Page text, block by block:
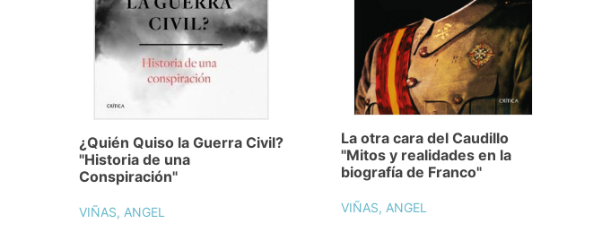
¿Quién Quiso la Guerra Civil?
"Historia de una
Conspiración"
VIÑAS, ANGEL
La otra cara del Caudillo
"Mitos y realidades en la
biografía de Franco"
VIÑAS, ANGEL